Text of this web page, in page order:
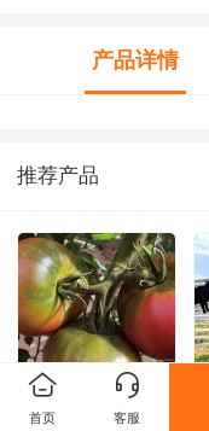
产品详情
推荐产品
水果西红柿
首页 客服